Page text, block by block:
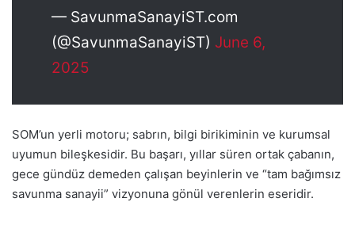
— SavunmaSanayiST.com
(@SavunmaSanayiST) June 6,
2025
SOM’un yerli motoru; sabrın, bilgi birikiminin ve kurumsal
uyumun bileşkesidir. Bu başarı, yıllar süren ortak çabanın,
gece gündüz demeden çalışan beyinlerin ve “tam bağımsız
savunma sanayii” vizyonuna gönül verenlerin eseridir.